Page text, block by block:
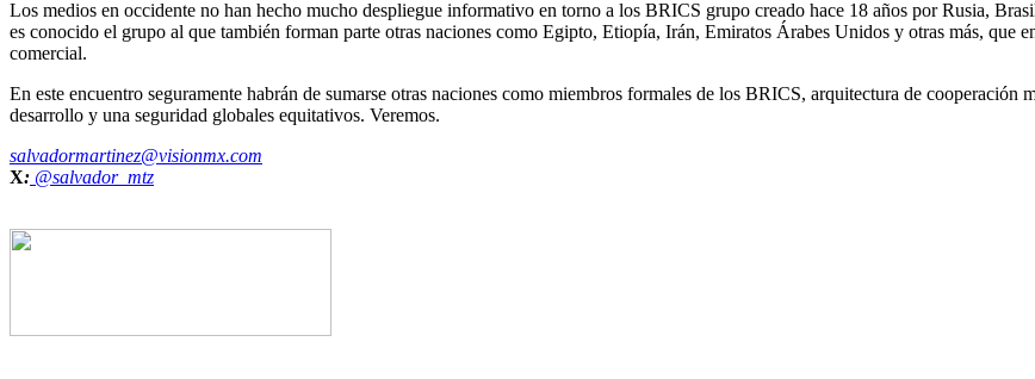
Los medios en occidente no han hecho mucho despliegue informativo en torno a los BRICS grupo creado hace 18 años por Rusia,
es conocido el grupo al que también forman parte otras naciones como Egipto, Etiopía, Irán, Emiratos Árabes Unidos y otras más,
comercial.
En este encuentro seguramente habrán de sumarse otras naciones como miembros formales de los BRICS, arquitectura de
desarrollo y una seguridad globales equitativos. Veremos.
salvadormartinez@visionmx.com
X: @salvador_mtz